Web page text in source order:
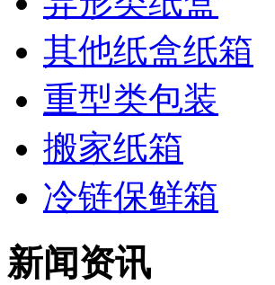
其他纸盒纸箱
重型类包装
搬家纸箱
冷链保鲜箱
新闻资讯